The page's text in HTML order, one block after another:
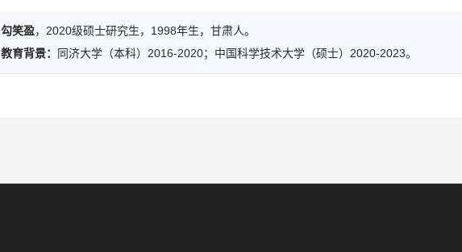
勾笑盈，2020级硕士研究生，1998年生，甘肃人。
教育背景： 同济大学（本科）2016-2020；中国科学技术大学（硕士）2020-2023。